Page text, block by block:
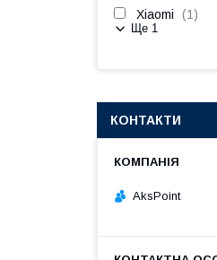
Xiaomi 1
Ще 1
КОНТАКТИ
AksPoint